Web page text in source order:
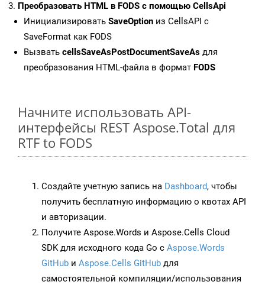
Преобразовать HTML в FODS с помощью CellsApi
Инициализировать SaveOption из CellsAPI с
SaveFormat как FODS
Вызвать cellsSaveAsPostDocumentSaveAs для
преобразования HTML-файла в формат FODS
Начните использовать API-
интерфейсы REST Aspose.Total для
RTF to FODS
Создайте учетную запись на Dashboard, чтобы
получить бесплатную информацию о квотах API
и авторизации.
Получите Aspose.Words и Aspose.Cells Cloud
SDK для исходного кода Go с Aspose.Words
GitHub и Aspose.Cells GitHub для
самостоятельной компиляции/использования